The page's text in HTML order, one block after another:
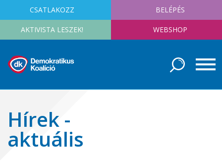
CSATLAKOZZ BELÉPÉS
AKTIVISTA LESZEK! WEBSHOP
Hírek -
aktuális